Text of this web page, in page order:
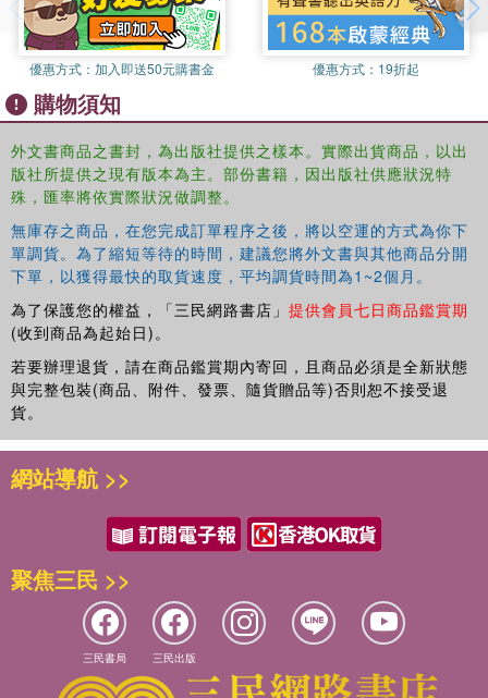
優惠方式： 加入即送50元購書金 優惠方式： 19折起
購物須知
外文書商品之書封，為出版社提供之樣本。實際出貨商品，以出
版社所提供之現有版本為主。部份書籍，因出版社供應狀況特
殊，匯率將依實際狀況做調整。
無庫存之商品，在您完成訂單程序之後，將以空運的方式為你下
單調貨。為了縮短等待的時間，建議您將外文書與其他商品分開
下單，以獲得最快的取貨速度，平均調貨時間為1~2個月。
為了保護您的權益，「三民網路書店」 提供會員七日商品鑑賞期
(收到商品為起始日)。
若要辦理退貨，請在商品鑑賞期內寄回，且商品必須是全新狀態
與完整包裝(商品、附件、發票、隨貨贈品等)否則恕不接受退
貨。
網站導航 >>
聚焦三民 >>
三民書局 三民出版